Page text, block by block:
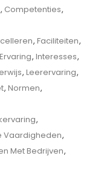
Ontdek
Voordelen
Van
Een
Opleiding
Op
MBO-
Niveau
, Competenties,
, Faciliteiten,
, Interesses,
, Leerervaring,
, Normen,
,
Vaardigheden,
Met Bedrijven,